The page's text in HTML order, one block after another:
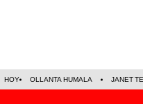
HOY OLLANTA HUMALA JANET